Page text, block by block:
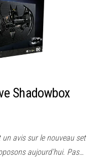
Shadowbox
un avis sur le nouveau set
aujourd’hui. Pas…